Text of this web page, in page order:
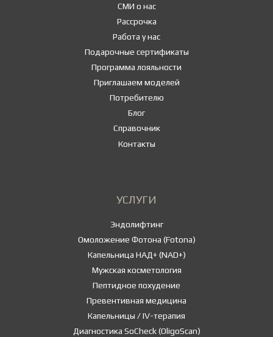
СМИ о нас
Рассрочка
Работа у нас
Подарочные сертификаты
Программа лояльности
Приглашаем моделей
Потребителю
Блог
Справочник
Контакты
УСЛУГИ
Эндолифтинг
Омоложение Фотона (Fotona)
Капельница НАД+ (NAD+)
Мужская косметология
Пептидное похудение
Превентивная медицина
Капельницы / IV-терапия
Диагностика SoCheck (OligoScan)